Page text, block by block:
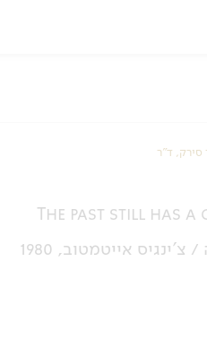
סירק, ד"ר
The past still has
צ'ינגיס אייטמטוב, 1980